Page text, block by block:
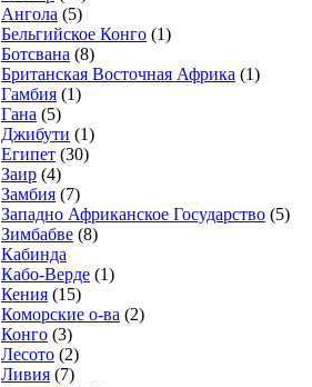
Ангола (5)
Бельгийское Конго (1)
Ботсвана (8)
Британская Восточная Африка (1)
Гамбия (1)
Гана (5)
Джибути (1)
Египет (30)
Заир (4)
Замбия (7)
Западно Африканское Государство (5)
Зимбабве (8)
Кабинда
Кабо-Верде (1)
Кения (15)
Коморские о-ва (2)
Конго (3)
Лесото (2)
Ливия (7)